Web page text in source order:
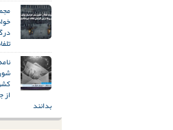
از
بدانند